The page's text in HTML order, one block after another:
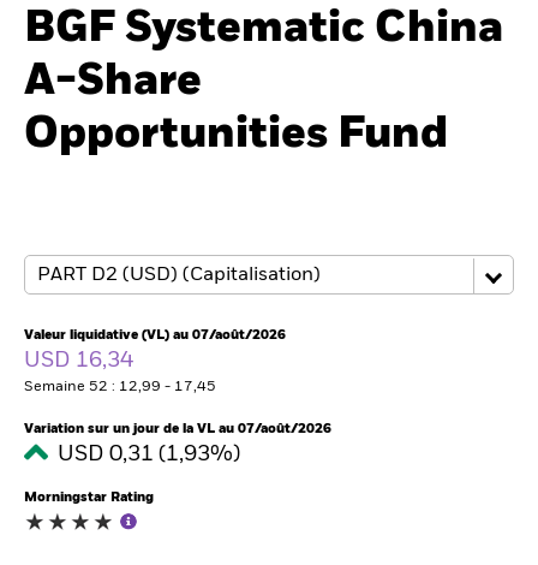
Intermédiaires financiers
Change location
Aladdin
Notre société
BGF Systematic China
A-Share
Opportunities Fund
Valeur liquidative (VL) au 07/août/2026
USD 16,34
Semaine 52 : 12,99 - 17,45
Variation sur un jour de la VL au 07/août/2026
USD 0,31 (1,93%)
Morningstar Rating